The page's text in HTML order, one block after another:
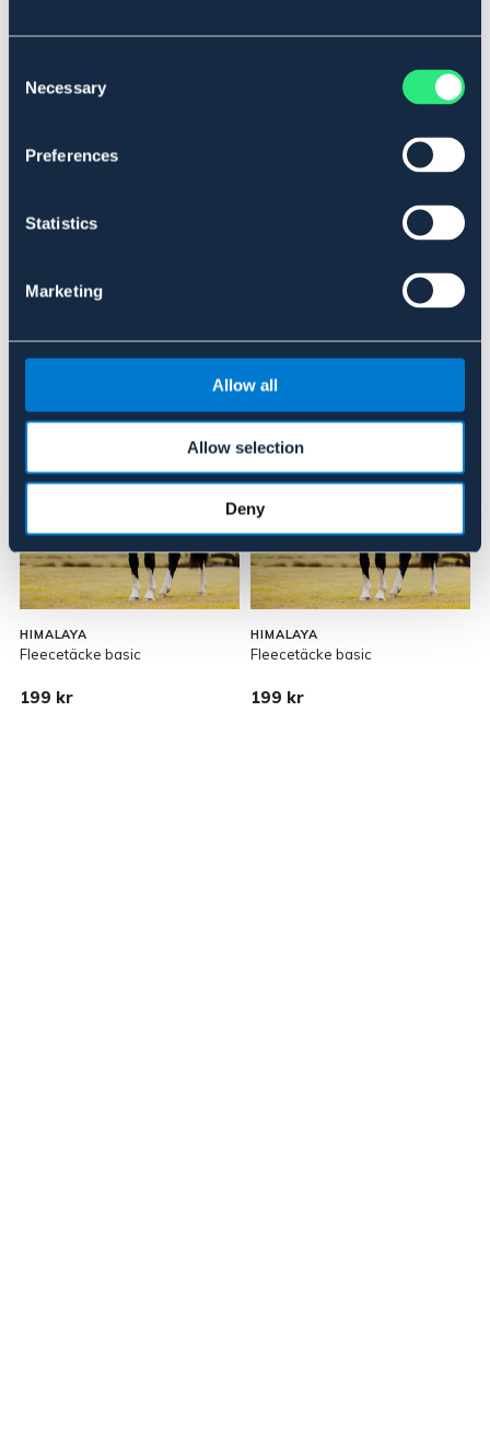
Selection
Necessary
Preferences
Statistics
Marketing
Allow all
Allow selection
Deny
Art.nr. 9133606-BK-145
Liknande produkter
HIMALAYA
Fleecetäcke basic
199 kr
HIMALAYA
Fleecetäcke basic
199 kr